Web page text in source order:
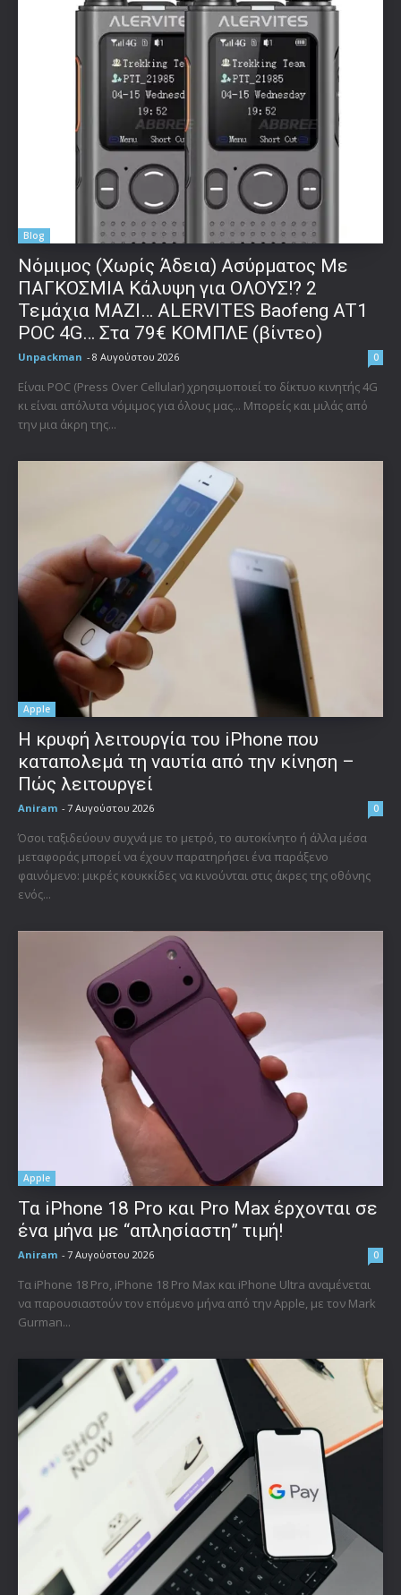
Blog
Νόμιμος (Χωρίς Άδεια) Ασύρματος Με
ΠΑΓΚΟΣΜΙΑ Κάλυψη για ΟΛΟΥΣ!? 2
Τεμάχια ΜΑΖΙ… ALERVITES Baofeng AT1
POC 4G… Στα 79€ ΚΟΜΠΛΕ (βίντεο)
Unpackman - 8 Αυγούστου 2026 0
Είναι POC (Press Over Cellular) χρησιμοποιεί το δίκτυο κινητής 4G
κι είναι απόλυτα νόμιμος για όλους μας... Μπορείς και μιλάς από
την μια άκρη της...
Apple
Η κρυφή λειτουργία του iPhone που
καταπολεμά τη ναυτία από την κίνηση –
Πώς λειτουργεί
Aniram - 7 Αυγούστου 2026 0
Όσοι ταξιδεύουν συχνά με το μετρό, το αυτοκίνητο ή άλλα μέσα
μεταφοράς μπορεί να έχουν παρατηρήσει ένα παράξενο
φαινόμενο: μικρές κουκκίδες να κινούνται στις άκρες της οθόνης
ενός...
Apple
Τα iPhone 18 Pro και Pro Max έρχονται σε
ένα μήνα με “απλησίαστη” τιμή!
Aniram - 7 Αυγούστου 2026 0
Τα iPhone 18 Pro, iPhone 18 Pro Max και iPhone Ultra αναμένεται
να παρουσιαστούν τον επόμενο μήνα από την Apple, με τον Mark
Gurman...